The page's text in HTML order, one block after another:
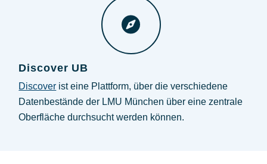
Discover UB
Discover ist eine Plattform, über die verschiedene
Datenbestände der LMU München über eine zentrale
Oberfläche durchsucht werden können.